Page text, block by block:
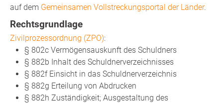
auf dem Gemeinsamen Vollstreckungsportal der Länder.
Rechtsgrundlage
Zivilprozessordnung (ZPO):
§ 802c Vermögensauskunft des Schuldners
§ 882b Inhalt des Schuldnerverzeichnisses
§ 882f Einsicht in das Schuldnerverzeichnis
§ 882g Erteilung von Abdrucken
§ 882h Zuständigkeit; Ausgestaltung des